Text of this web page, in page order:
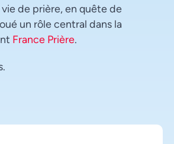
de prière, en quête de
un rôle central dans la
France Prière.